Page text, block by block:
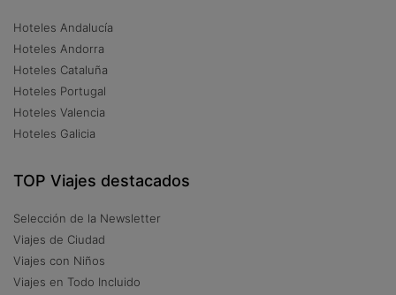
Hoteles Andalucía
Hoteles Andorra
Hoteles Cataluña
Hoteles Portugal
Hoteles Valencia
Hoteles Galicia
TOP Viajes destacados
Selección de la Newsletter
Viajes de Ciudad
Viajes con Niños
Viajes en Todo Incluido